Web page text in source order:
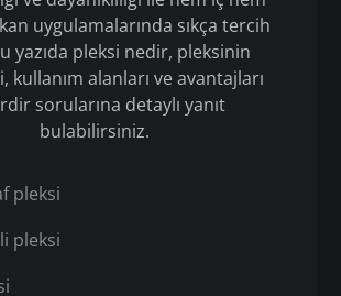
uygulamalarında sıkça tercih
yazıda pleksi nedir, pleksinin
kullanım alanları ve avantajları
sorularına detaylı yanıt
bulabilirsiniz.
pleksi
pleksi